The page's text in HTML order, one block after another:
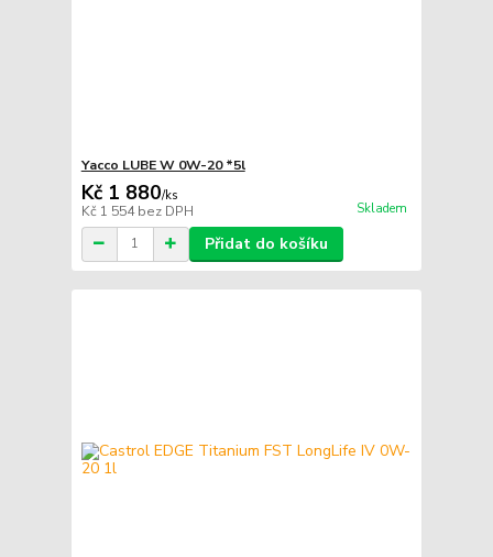
Yacco LUBE W 0W-20 *5l
Kč 1 880/ks
Kč 1 554bez DPH Skladem
Přidat do košíku